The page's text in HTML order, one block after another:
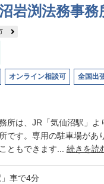
岩渕法務事務
オンライン相談可 全国出
所は、JR「気仙沼駅」よ
です。専用の駐車場があ
ともできます... 続きを読
車で4分